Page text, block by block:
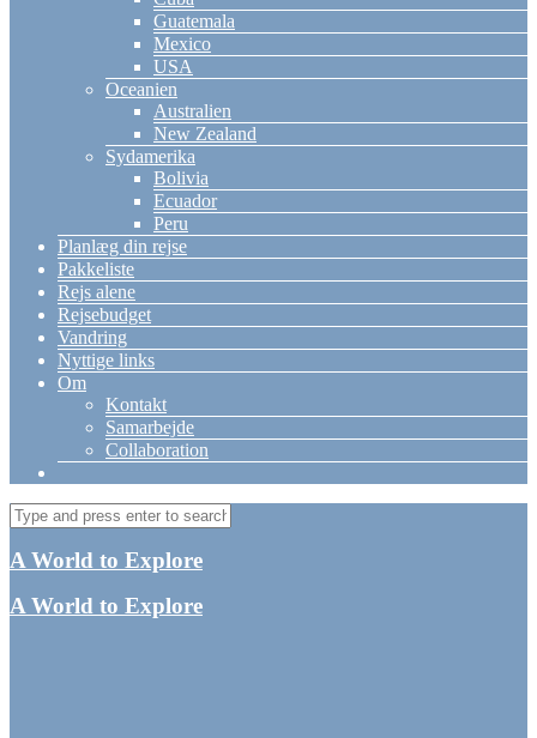
Guatemala
Mexico
USA
Oceanien
Australien
New Zealand
Sydamerika
Bolivia
Ecuador
Peru
Planlæg din rejse
Pakkeliste
Rejs alene
Rejsebudget
Vandring
Nyttige links
Om
Kontakt
Samarbejde
Collaboration
A World to Explore
A World to Explore